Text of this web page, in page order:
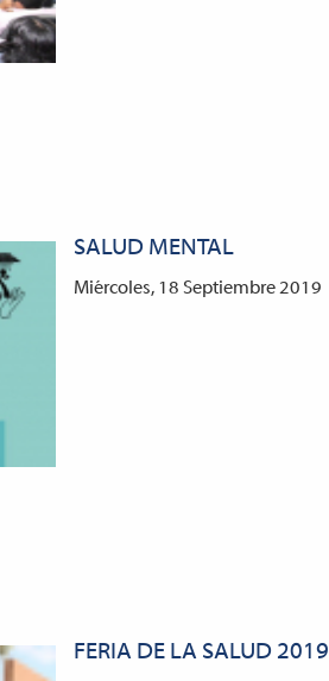
SALUD MENTAL
Miércoles, 18 Septiembre 2019
FERIA DE LA SALUD 2019